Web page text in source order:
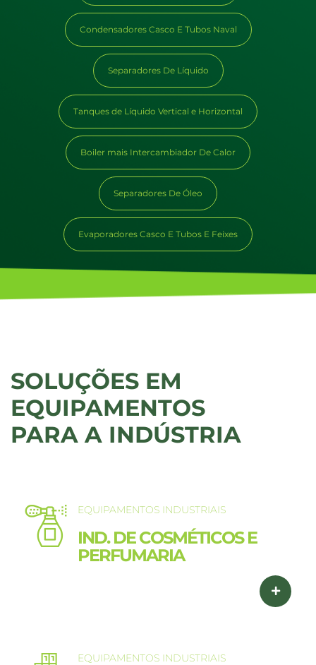
Condensadores Casco E Tubos Naval
Separadores De Líquido
Tanques de Líquido Vertical e Horizontal
Boiler mais Intercambiador De Calor
Separadores De Óleo
Evaporadores Casco E Tubos E Feixes
SOLUÇÕES EM
EQUIPAMENTOS
PARA A INDÚSTRIA
EQUIPAMENTOS INDUSTRIAIS
IND. DE COSMÉTICOS E
PERFUMARIA
EQUIPAMENTOS INDUSTRIAIS